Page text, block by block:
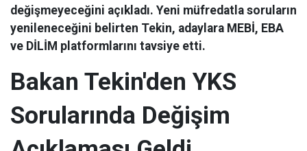
değişmeyeceğini açıkladı. Yeni müfredatla soruların
yenileneceğini belirten Tekin, adaylara MEBİ, EBA
ve DİLİM platformlarını tavsiye etti.
Bakan Tekin'den YKS
Sorularında Değişim